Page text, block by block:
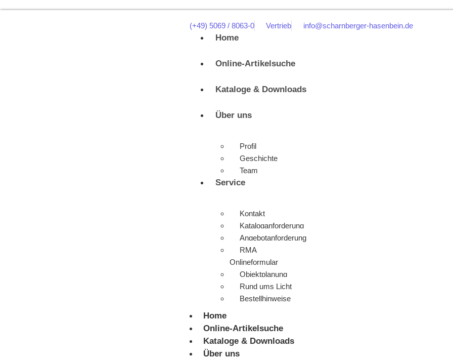
(+49) 5069 / 8063-0 Vertrieb info@scharnberger-hasenbein.de
Home
Online-Artikelsuche
Kataloge & Downloads
Über uns
Profil
Geschichte
Team
Service
Kontakt
Kataloganforderung
Angebotanforderung
RMA
Onlineformular
Objektplanung
Rund ums Licht
Bestellhinweise
Home
Online-Artikelsuche
Kataloge & Downloads
Über uns